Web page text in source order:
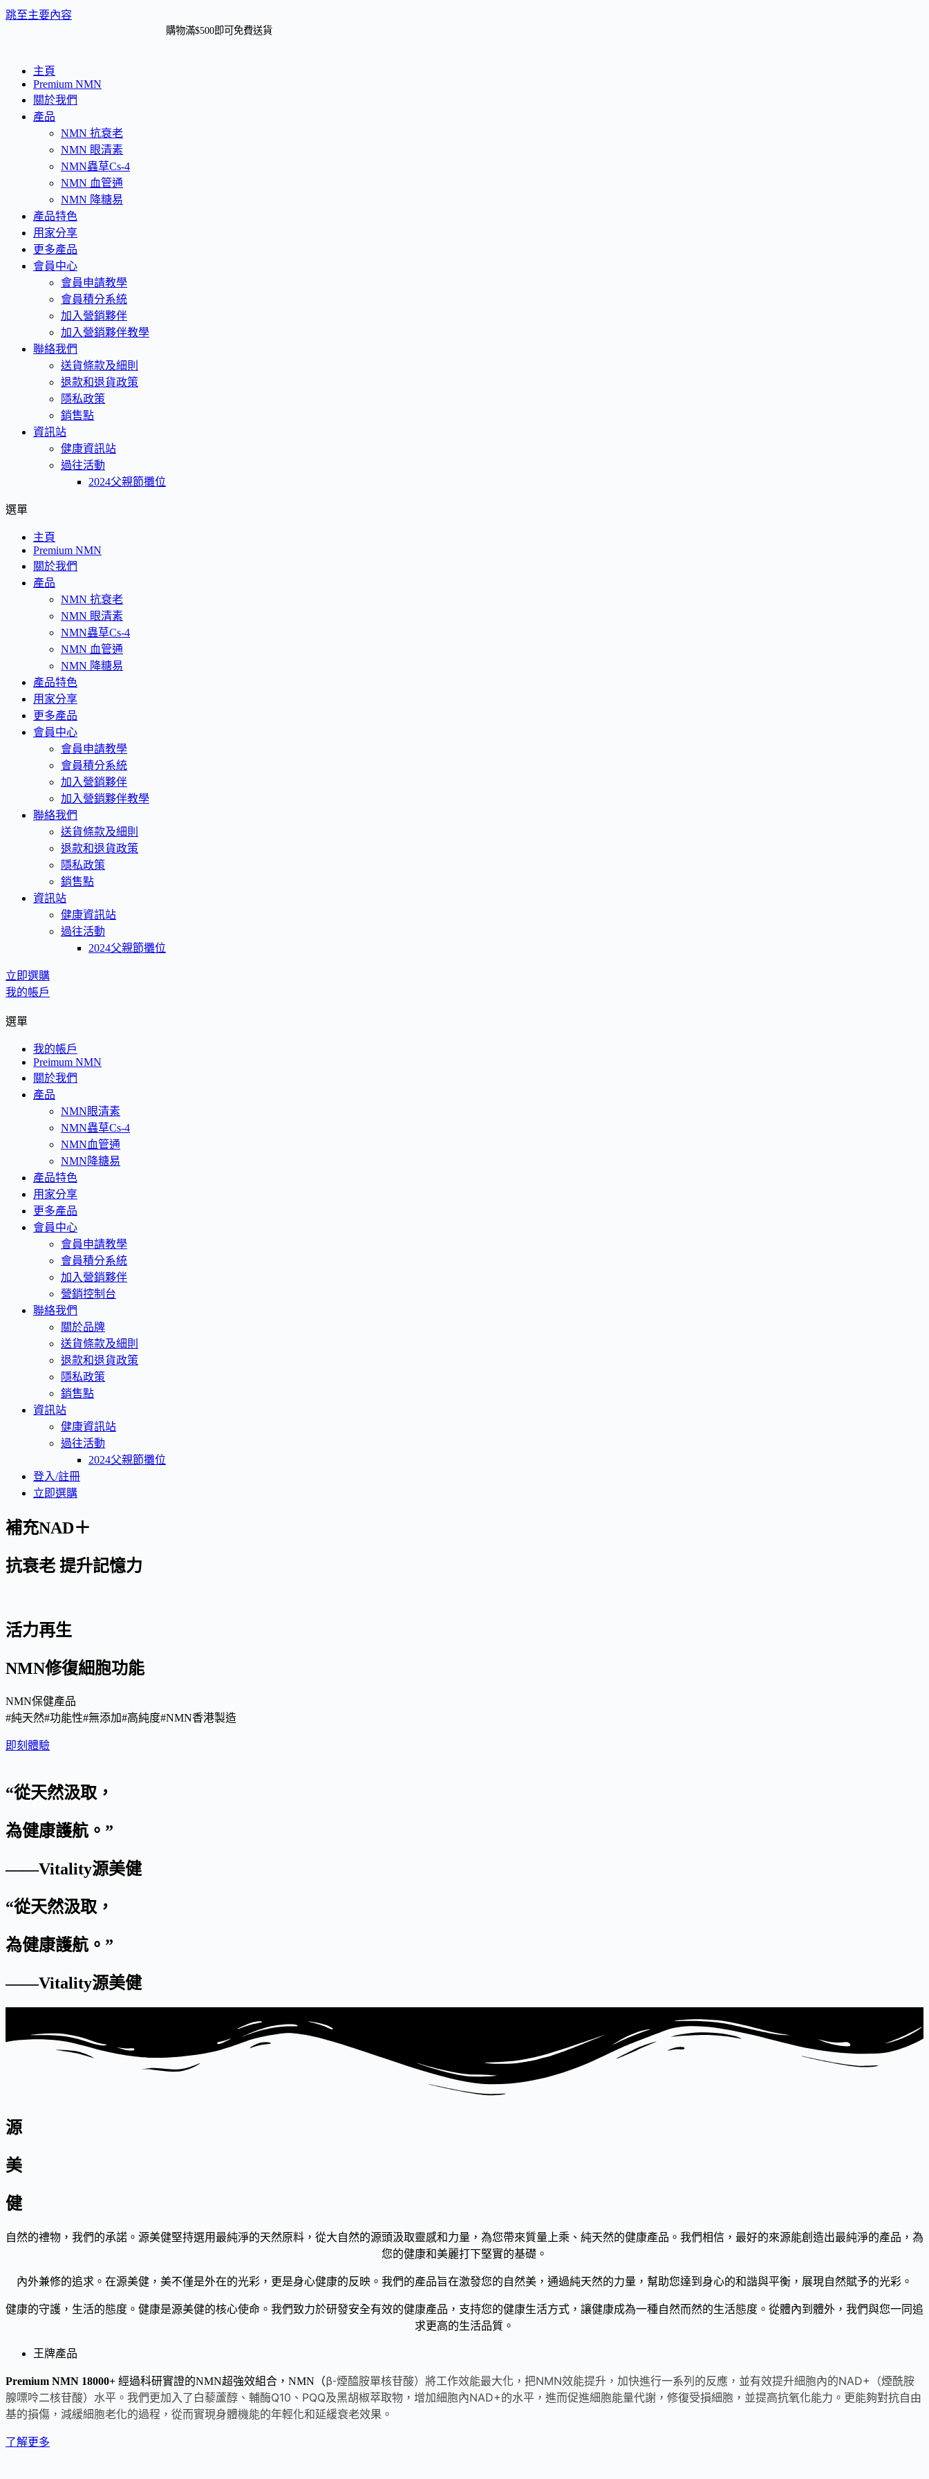
跳至主要內容
購物滿$500即可免費送貨
主頁
Premium NMN
關於我們
產品
NMN 抗衰老
NMN 眼清素
NMN蟲草Cs-4
NMN 血管通
NMN 降糖易
產品特色
用家分享
更多產品
會員中心
會員申請教學
會員積分系統
加入營銷夥伴
加入營銷夥伴教學
聯絡我們
送貨條款及細則
退款和退貨政策
隱私政策
銷售點
資訊站
健康資訊站
過往活動
2024父親節攤位
選單
主頁
Premium NMN
關於我們
產品
NMN 抗衰老
NMN 眼清素
NMN蟲草Cs-4
NMN 血管通
NMN 降糖易
產品特色
用家分享
更多產品
會員中心
會員申請教學
會員積分系統
加入營銷夥伴
加入營銷夥伴教學
聯絡我們
送貨條款及細則
退款和退貨政策
隱私政策
銷售點
資訊站
健康資訊站
過往活動
2024父親節攤位
立即選購
我的帳戶
選單
我的帳戶
Preimum NMN
關於我們
產品
NMN眼清素
NMN蟲草Cs-4
NMN血管通
NMN降糖易
產品特色
用家分享
更多產品
會員中心
會員申請教學
會員積分系統
加入營銷夥伴
營銷控制台
聯絡我們
關於品牌
送貨條款及細則
退款和退貨政策
隱私政策
銷售點
資訊站
健康資訊站
過往活動
2024父親節攤位
登入/註冊
立即選購
補充NAD＋
抗衰老 提升記憶力
活力再生
NMN修復細胞功能
NMN保健產品
#純天然#功能性#無添加#高純度#NMN香港製造
即刻體驗
“從天然汲取，
為健康護航。”
——Vitality源美健
“從天然汲取，
為健康護航。”
——Vitality源美健
源
美
健
自然的禮物，我們的承諾。源美健堅持選用最純淨的天然原料，從大自然的源頭汲取靈感和力量，為您帶來質量上乘、純天然的健康產品。我們相信，最好的來源能創造出最純淨的產品，為
您的健康和美麗打下堅實的基礎。
內外兼修的追求。在源美健，美不僅是外在的光彩，更是身心健康的反映。我們的產品旨在激發您的自然美，通過純天然的力量，幫助您達到身心的和諧與平衡，展現自然賦予的光彩。
健康的守護，生活的態度。健康是源美健的核心使命。我們致力於研發安全有效的健康產品，支持您的健康生活方式，讓健康成為一種自然而然的生活態度。從體內到體外，我們與您一同追
求更高的生活品質。
王牌產品
Premium NMN 18000+ 經過科研實證的NMN超強效組合，NMN（β-煙醯胺單核苷酸） 將工作效能最大化，把NMN效能提升，加快進行一系列的反應，並有效提升細胞內的NAD+（煙酰胺
腺嘌呤二核苷酸）水平。我們更加入了白藜蘆醇、輔酶Q10、PQQ及黑胡椒萃取物，增加細胞內NAD+的水平，進而促進細胞能量代謝，修復受損細胞，並提高抗氧化能力。更能夠對抗自由
基的損傷，減緩細胞老化的過程，從而實現身體機能的年輕化和延緩衰老效果。
了解更多